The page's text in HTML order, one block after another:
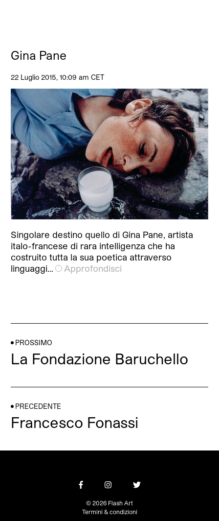
Gina Pane
22 Luglio 2015, 10:09 am CET
Singolare destino quello di Gina Pane, artista
italo-francese di rara intelligenza che ha
costruito tutta la sua poetica attraverso
linguaggi…
Approfondisci
PROSSIMO
La Fondazione Baruchello
PRECEDENTE
Francesco Fonassi
© 2026 Flash Art
Termini & condizioni